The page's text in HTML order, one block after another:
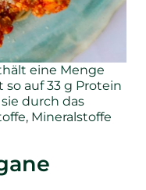
eine Menge
auf 33 g Protein
durch das
Mineralstoffe